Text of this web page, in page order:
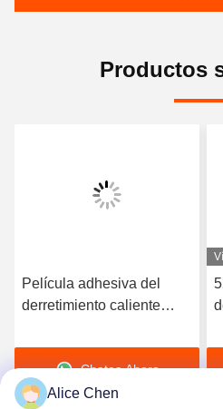
Productos
Película adhesiva del
derretimiento caliente
del poliuretano 3412
Chatea Ahora
Alice Chen